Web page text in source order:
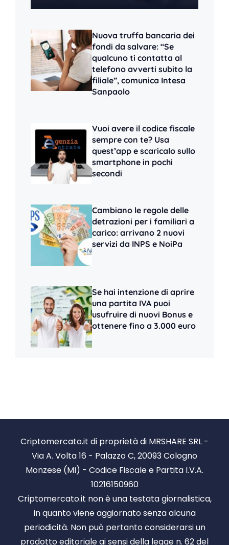
Nuova truffa bancaria dei
fondi da salvare: “Se
qualcuno ti contatta al
telefono avverti subito la
filiale”, comunica Intesa
Sanpaolo
Vuoi avere il codice fiscale
sempre con te? Usa
quest’app e scaricalo sullo
smartphone in pochi
secondi
Cambiano le regole delle
detrazioni per i familiari a
carico: arrivano 2 nuovi
servizi da INPS e NoiPa
Se hai intenzione di aprire
una partita IVA puoi
usufruire di nuovi Bonus e
ottenere fino a 3.000 euro
Criptomercato.it di proprietà di MRSHARE SRL -
Via A. Volta 16 - Palazzo C, 20093 Cologno
Monzese (MI) - Codice Fiscale e Partita I.V.A.
10216150960
Criptomercato.it non è una testata giornalistica,
in quanto viene aggiornato senza alcuna
periodicità. Non può pertanto considerarsi un
prodotto editoriale ai sensi della legge n. 62 del